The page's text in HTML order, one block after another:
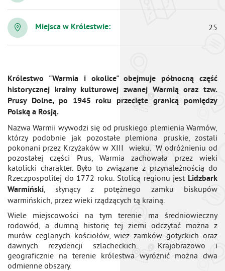
Miejsca w Królestwie: 25
Królestwo "Warmia i okolice" obejmuje północną część
historycznej krainy kulturowej zwanej Warmią oraz tzw.
Prusy Dolne, po 1945 roku przecięte granicą pomiędzy
Polską a Rosją.
Nazwa Warmii wywodzi się od pruskiego plemienia Warmów,
którzy podobnie jak pozostałe plemiona pruskie, zostali
pokonani przez Krzyżaków w XIII wieku. W odróżnieniu od
pozostałej części Prus, Warmia zachowała przez wieki
katolicki charakter. Było to związane z przynależnością do
Rzeczpospolitej do 1772 roku. Stolicą regionu jest Lidzbark
Warmiński, słynący z potężnego zamku biskupów
warmińskich, przez wieki rządzących tą krainą.
Wiele miejscowości na tym terenie ma średniowieczny
rodowód, a dumną historię tej ziemi odczytać można z
murów ceglanych kościołów, wież zamków gotyckich oraz
dawnych rezydencji szlacheckich. Krajobrazowo i
geograficznie na terenie królestwa wyróżnić można dwa
odmienne obszary.